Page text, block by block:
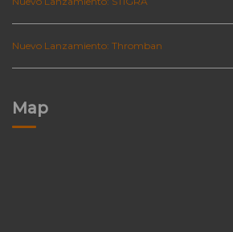
Nuevo Lanzamiento: Thromban
Map